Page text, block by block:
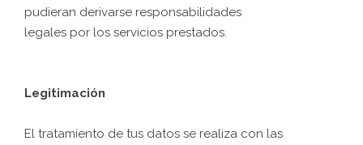
pudieran derivarse responsabilidades
legales por los servicios prestados.
Legitimación
El tratamiento de tus datos se realiza con las